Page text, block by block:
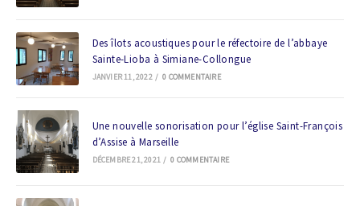
Des îlots acoustiques pour le réfectoire de l’abbaye
Sainte-Lioba à Simiane-Collongue
JANVIER 11, 2022 / 0 COMMENTAIRE
Une nouvelle sonorisation pour l’église Saint-François
d’Assise à Marseille
DÉCEMBRE 21, 2021 / 0 COMMENTAIRE